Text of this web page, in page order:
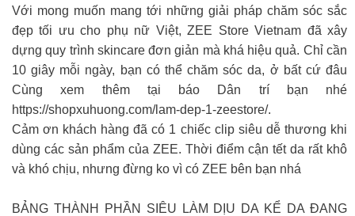
Với mong muốn mang tới những giải pháp chăm sóc sắc
đẹp tối ưu cho phụ nữ Việt, ZEE Store Vietnam đã xây
dựng quy trình skincare đơn giản mà khá hiệu quả. Chỉ cần
10 giây mỗi ngày, bạn có thể chăm sóc da, ở bất cứ đâu
Cùng xem thêm tại báo Dân trí bạn nhé
https://shopxuhuong.com/lam-dep-1-zeestore/.
Cảm ơn khách hàng đã có 1 chiếc clip siêu dễ thương khi
dùng các sản phẩm của ZEE. Thời điểm cận tết da rất khô
và khó chịu, nhưng đừng ko vì có ZEE bên bạn nhá
BẢNG THÀNH PHẦN SIÊU LÀM DỊU DA KỂ DA ĐANG